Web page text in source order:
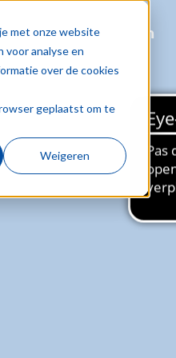
met onze website
voor analyse en
over de cookies
geplaatst om te
Weigeren
Trends Inzichten